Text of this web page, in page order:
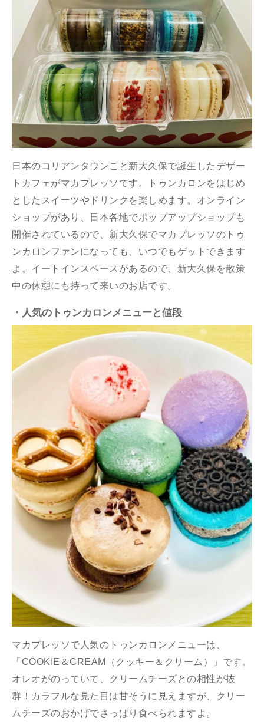
日本のコリアンタウンこと新大久保で誕生したデザー
トカフェがマカプレッソです。トゥンカロンをはじめ
としたスイーツやドリンクを楽しめます。オンライン
ショップがあり、日本各地でポップアップショップも
開催されているので、新大久保でマカプレッソのトゥ
ンカロンファンになっても、いつでもゲットできます
よ。イートインスペースがあるので、新大久保を散策
中の休憩にも持って来いのお店です。
・人気のトゥンカロンメニューと値段
マカプレッソで人気のトゥンカロンメニューは、
「COOKIE＆CREAM（クッキー＆クリーム）」です。
オレオがのっていて、クリームチーズとの相性が抜
群！カラフルな見た目は甘そうに見えますが、クリー
ムチーズのおかげでさっぱり食べられますよ。